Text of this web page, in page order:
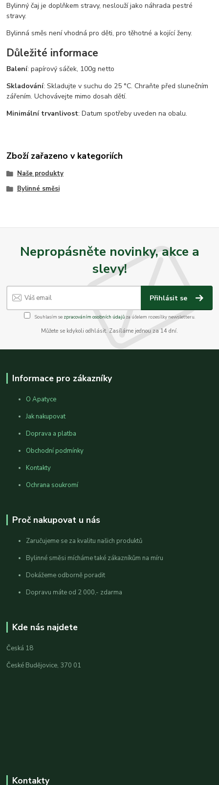
Bylinný čaj je doplňkem stravy, neslouží jako náhrada pestré
stravy.
Bylinná směs není vhodná pro děti, pro těhotné a kojící ženy.
Důležité informace
Balení: papírový sáček, 100g netto
Skladování: Skladujte v suchu do 25 °C. Chraňte před slunečním
zářením. Uchovávejte mimo dosah dětí.
Minimální trvanlivost: Datum spotřeby uveden na obalu.
Zboží zařazeno v kategoriích
Naše produkty
Bylinné směsi
Nepropásněte novinky, akce a
slevy!
Přihlásit se
Souhlasím se zpracováním osobních údajůza účelem rozesílky newsletteru.
Můžete se kdykoli odhlásit. Zasíláme jednou za 14 dní.
Informace pro zákazníky
O Apatyce
Jak nakupovat
Doprava a platba
Obchodní podmínky
Kontakty
Ochrana soukromí
Proč nakupovat u nás
Zaručujeme se za kvalitu našich produktů
Bylinné směsi mícháme také zákazníkům na míru
Dokážeme odborně poradit
Dopravu máte od 2 000,- zdarma
Kde nás najdete
Česká 18
České Budějovice, 370 01
Kontakty